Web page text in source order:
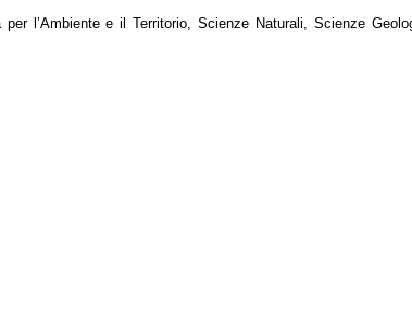
l’Ambiente e il Territorio, Scienze Naturali, Scienze